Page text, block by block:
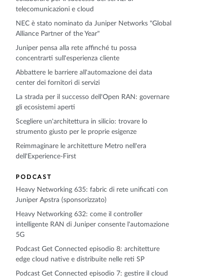
telecomunicazioni e cloud
NEC è stato nominato da Juniper Networks "Global
Alliance Partner of the Year"
Juniper pensa alla rete affinché tu possa
concentrarti sull'esperienza cliente
Abbattere le barriere all'automazione dei data
center dei fornitori di servizi
La strada per il successo dell'Open RAN: governare
gli ecosistemi aperti
Scegliere un'architettura in silicio: trovare lo
strumento giusto per le proprie esigenze
Reimmaginare le architetture Metro nell'era
dell'Experience-First
PODCAST
Heavy Networking 635: fabric di rete unificati con
Juniper Apstra (sponsorizzato)
Heavy Networking 632: come il controller
intelligente RAN di Juniper consente l'automazione
5G
Podcast Get Connected episodio 8: architetture
edge cloud native e distribuite nelle reti SP
Podcast Get Connected episodio 7: gestire il cloud